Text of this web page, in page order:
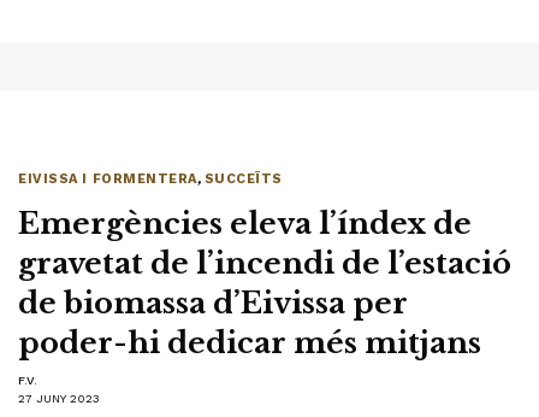
EIVISSA I FORMENTERA, SUCCEÏTS
Emergències eleva l’índex de
gravetat de l’incendi de l’estació
de biomassa d’Eivissa per
poder-hi dedicar més mitjans
F.V.
27 JUNY 2023